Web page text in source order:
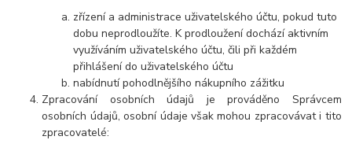
zřízení a administrace uživatelského účtu, pokud tuto
dobu neprodloužíte. K prodloužení dochází aktivním
využíváním uživatelského účtu, čili při každém
přihlášení do uživatelského účtu
nabídnutí pohodlnějšího nákupního zážitku
Zpracování osobních údajů je prováděno Správcem
osobních údajů, osobní údaje však mohou zpracovávat i tito
zpracovatelé: